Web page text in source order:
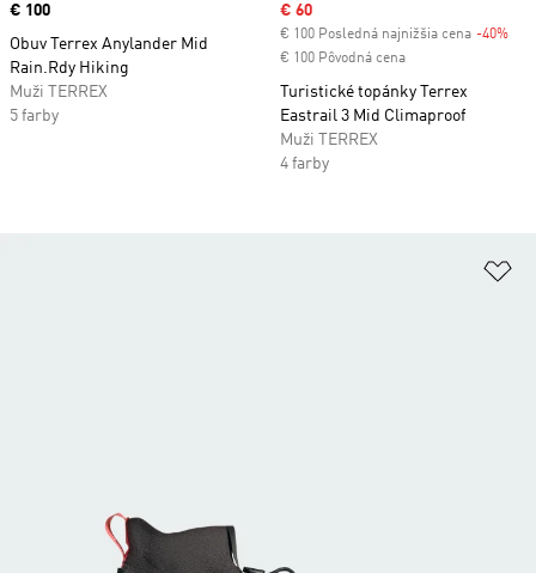
Price
€ 100
Obuv Terrex Anylander Mid
Rain.Rdy Hiking
Muži TERREX
5 farby
Sale price
€ 60
€ 100 Posledná najnižšia cena -40%
€ 100 Pôvodná cena
Turistické topánky Terrex
Eastrail 3 Mid Climaproof
Muži TERREX
4 farby